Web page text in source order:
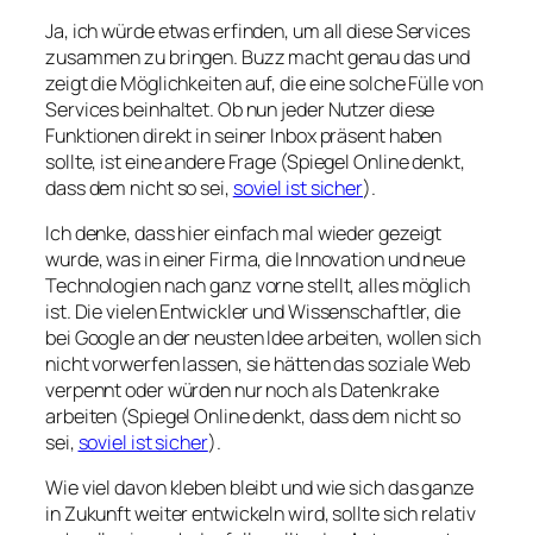
Ja, ich würde etwas erfinden, um all diese Services
zusammen zu bringen. Buzz macht genau das und
zeigt die Möglichkeiten auf, die eine solche Fülle von
Services beinhaltet. Ob nun jeder Nutzer diese
Funktionen direkt in seiner Inbox präsent haben
sollte, ist eine andere Frage (Spiegel Online denkt,
dass dem nicht so sei, soviel ist sicher).
Ich denke, dass hier einfach mal wieder gezeigt
wurde, was in einer Firma, die Innovation und neue
Technologien nach ganz vorne stellt, alles möglich
ist. Die vielen Entwickler und Wissenschaftler, die
bei Google an der neusten Idee arbeiten, wollen sich
nicht vorwerfen lassen, sie hätten das soziale Web
verpennt oder würden nur noch als Datenkrake
arbeiten (Spiegel Online denkt, dass dem nicht so
sei, soviel ist sicher).
Wie viel davon kleben bleibt und wie sich das ganze
in Zukunft weiter entwickeln wird, sollte sich relativ